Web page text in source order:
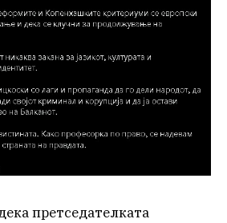
претседателката